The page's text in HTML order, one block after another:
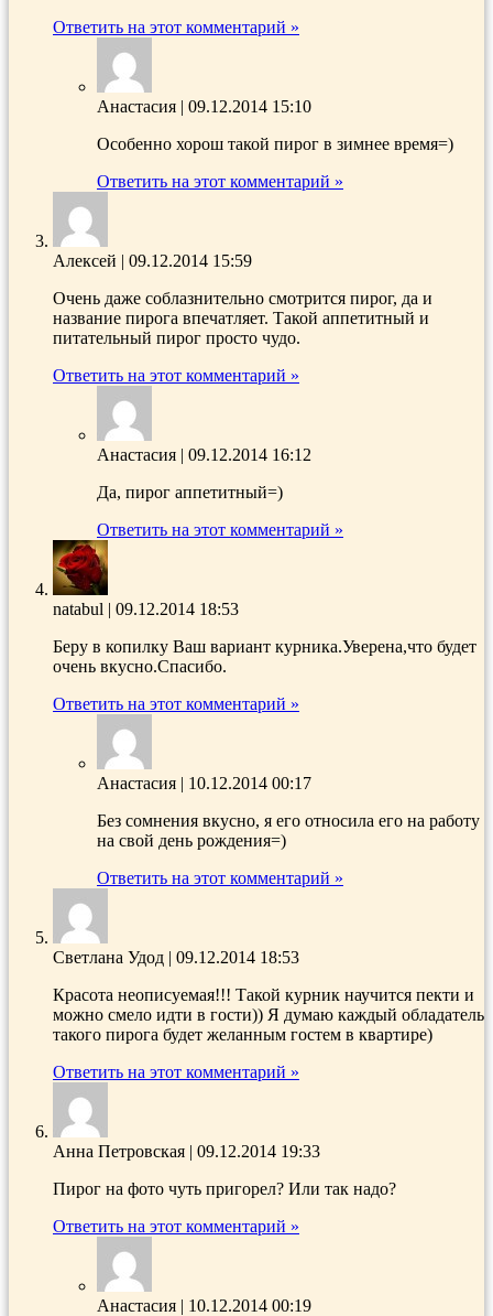
Ответить на этот комментарий »
Анастасия | 09.12.2014 15:10
Особенно хорош такой пирог в зимнее время=)
Ответить на этот комментарий »
Алексей | 09.12.2014 15:59
Очень даже соблазнительно смотрится пирог, да и
название пирога впечатляет. Такой аппетитный и
питательный пирог просто чудо.
Ответить на этот комментарий »
Анастасия | 09.12.2014 16:12
Да, пирог аппетитный=)
Ответить на этот комментарий »
natabul | 09.12.2014 18:53
Беру в копилку Ваш вариант курника.Уверена,что будет
очень вкусно.Спасибо.
Ответить на этот комментарий »
Анастасия | 10.12.2014 00:17
Без сомнения вкусно, я его относила его на работу
на свой день рождения=)
Ответить на этот комментарий »
Светлана Удод | 09.12.2014 18:53
Красота неописуемая!!! Такой курник научится пекти и
можно смело идти в гости)) Я думаю каждый обладатель
такого пирога будет желанным гостем в квартире)
Ответить на этот комментарий »
Анна Петровская | 09.12.2014 19:33
Пирог на фото чуть пригорел? Или так надо?
Ответить на этот комментарий »
Анастасия | 10.12.2014 00:19